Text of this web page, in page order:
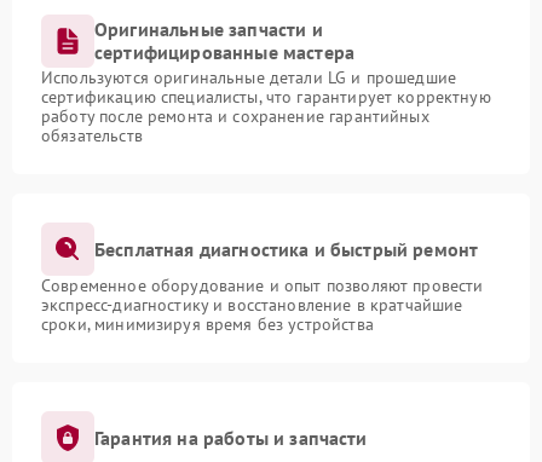
Оригинальные запчасти и
сертифицированные мастера
Используются оригинальные детали LG и прошедшие
сертификацию специалисты, что гарантирует корректную
работу после ремонта и сохранение гарантийных
обязательств
Бесплатная диагностика и быстрый ремонт
Современное оборудование и опыт позволяют провести
экспресс-диагностику и восстановление в кратчайшие
сроки, минимизируя время без устройства
Гарантия на работы и запчасти